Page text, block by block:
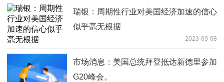
瑞银：周期性行业对美国经济加速的信心
似乎毫无根据
2023-09-08
市场消息：美国总统拜登抵达新德里参加
G20峰会。